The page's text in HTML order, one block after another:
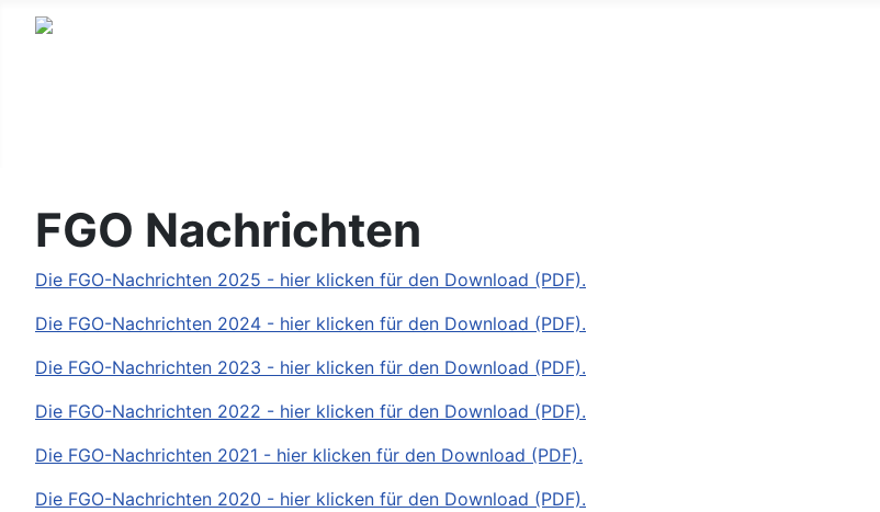
FGO Nachrichten
Die FGO-Nachrichten 2025 - hier klicken für den Download (PDF).
Die FGO-Nachrichten 2024 - hier klicken für den Download (PDF).
Die FGO-Nachrichten 2023 - hier klicken für den Download (PDF).
Die FGO-Nachrichten 2022 - hier klicken für den Download (PDF).
Die FGO-Nachrichten 2021 - hier klicken für den Download (PDF).
Die FGO-Nachrichten 2020 - hier klicken für den Download (PDF).